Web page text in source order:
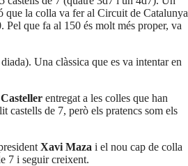
que la colla va fer al Circuit de Catalunya
Pel que fa al 150 és molt més proper, va
Una clàssica que es va intentar en
entregat a les colles que han
castells de 7, però els pratencs som els
Xavi Maza i el nou cap de colla
7 i seguir creixent.